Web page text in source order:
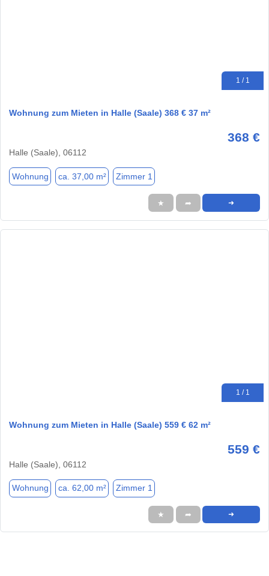
1 / 1
Wohnung zum Mieten in Halle (Saale) 368 € 37 m²
368 €
Halle (Saale), 06112
Wohnung ca. 37,00 m² Zimmer 1
★ ➦ ➜
1 / 1
Wohnung zum Mieten in Halle (Saale) 559 € 62 m²
559 €
Halle (Saale), 06112
Wohnung ca. 62,00 m² Zimmer 1
★ ➦ ➜